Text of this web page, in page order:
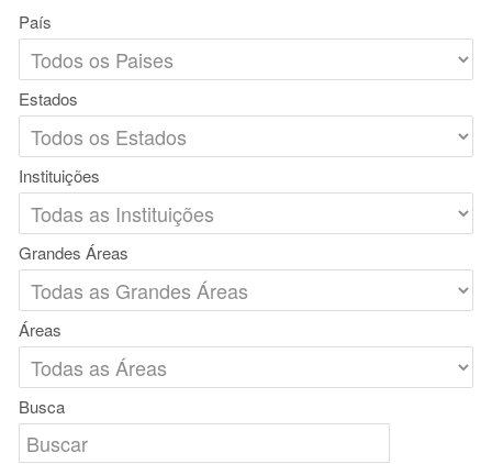
País
Estados
Instituições
Grandes Áreas
Áreas
Busca